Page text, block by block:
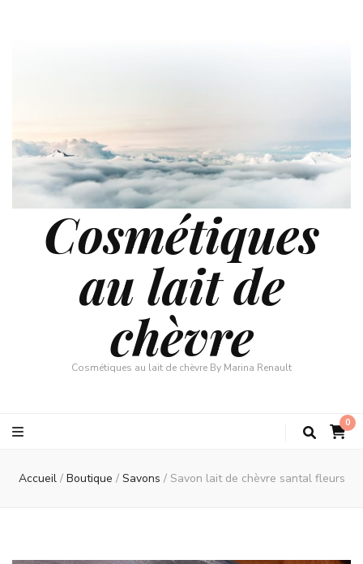
Cosmétiques
au lait de
chèvre
Cosmétiques au lait de chèvre By Marina Renault
0
Accueil / Boutique / Savons / Savon lait de chèvre santal fleurs